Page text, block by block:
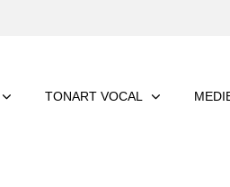
TONART VOCAL